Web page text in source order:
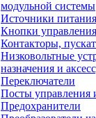
модульной системы
Источники
Кнопки управления
Контакторы,
Низковольтные
назначения и
Переключатели
Посты управления
Предохранители